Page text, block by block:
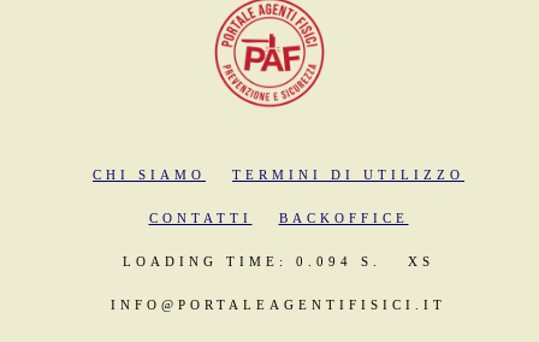
CHI SIAMO TERMINI DI UTILIZZO
CONTATTI BACKOFFICE
LOADING TIME: 0.094 S. XS
INFO@PORTALEAGENTIFISICI.IT